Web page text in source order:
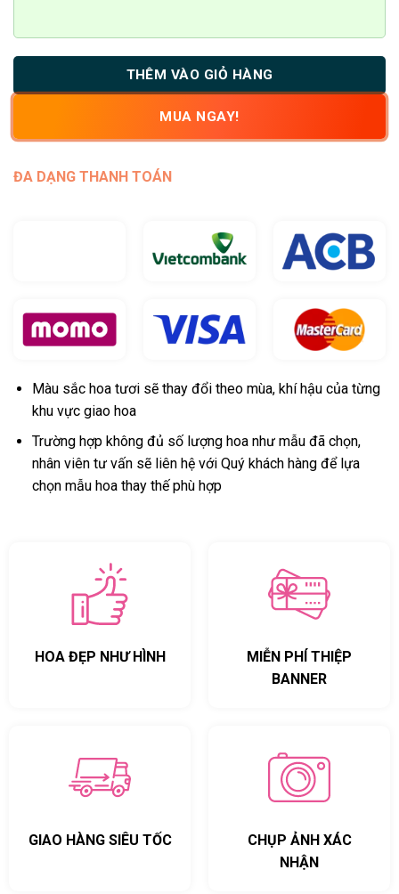
THÊM VÀO GIỎ HÀNG
MUA NGAY!
ĐA DẠNG THANH TOÁN
Màu sắc hoa tươi sẽ thay đổi theo mùa, khí hậu của từng
khu vực giao hoa
Trường hợp không đủ số lượng hoa như mẫu đã chọn,
nhân viên tư vấn sẽ liên hệ với Quý khách hàng để lựa
chọn mẫu hoa thay thế phù hợp
HOA ĐẸP NHƯ HÌNH
MIỄN PHÍ THIỆP
BANNER
GIAO HÀNG SIÊU TỐC
CHỤP ẢNH XÁC
NHẬN